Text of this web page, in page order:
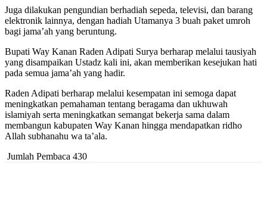
Juga dilakukan pengundian berhadiah sepeda, televisi, dan barang
elektronik lainnya, dengan hadiah Utamanya 3 buah paket umroh
bagi jama’ah yang beruntung.
Bupati Way Kanan Raden Adipati Surya berharap melalui tausiyah
yang disampaikan Ustadz kali ini, akan memberikan kesejukan hati
pada semua jama’ah yang hadir.
Raden Adipati berharap melalui kesempatan ini semoga dapat
meningkatkan pemahaman tentang beragama dan ukhuwah
islamiyah serta meningkatkan semangat bekerja sama dalam
membangun kabupaten Way Kanan hingga mendapatkan ridho
Allah subhanahu wa ta’ala.
Jumlah Pembaca 430